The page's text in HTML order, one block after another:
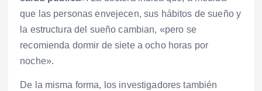
que las personas envejecen, sus hábitos de sueño y
la estructura del sueño cambian, «pero se
recomienda dormir de siete a ocho horas por
noche».
De la misma forma, los investigadores también